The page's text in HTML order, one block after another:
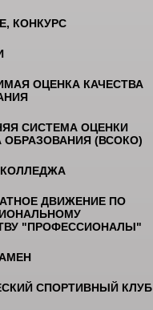
КОНКУРС
ОЦЕНКА КАЧЕСТВА
СИСТЕМА ОЦЕНКИ
ОБРАЗОВАНИЯ (ВСОКО)
ДВИЖЕНИЕ ПО
"ПРОФЕССИОНАЛЫ"
СПОРТИВНЫЙ КЛУБ